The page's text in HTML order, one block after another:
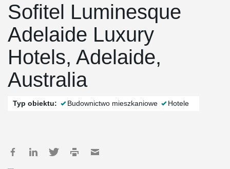
Sofitel Luminesque
Adelaide Luxury
Hotels, Adelaide,
Australia
Typ obiektu: Budownictwo mieszkaniowe Hotele